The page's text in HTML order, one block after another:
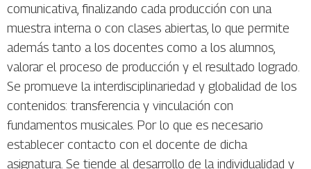
comunicativa, finalizando cada producción con una
muestra interna o con clases abiertas, lo que permite
además tanto a los docentes como a los alumnos,
valorar el proceso de producción y el resultado logrado.
Se promueve la interdisciplinariedad y globalidad de los
contenidos: transferencia y vinculación con
fundamentos musicales. Por lo que es necesario
establecer contacto con el docente de dicha
asignatura. Se tiende al desarrollo de la individualidad y